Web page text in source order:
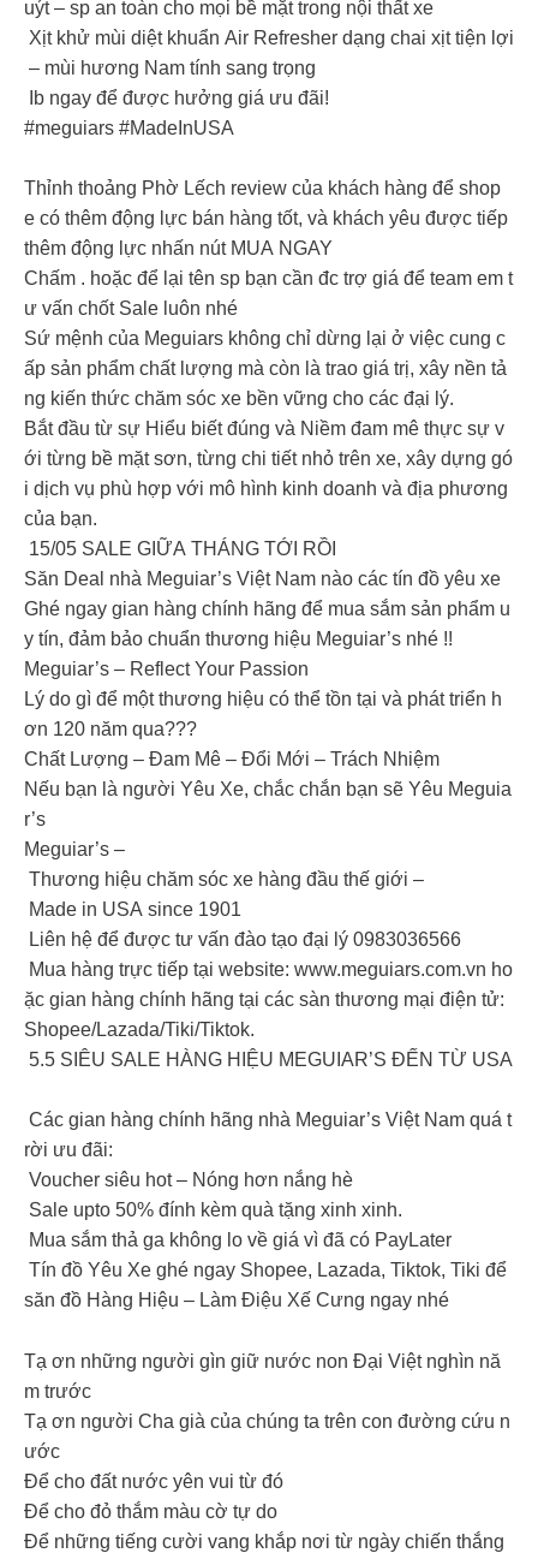
uýt – sp an toàn cho mọi bề mặt trong nội thất xe
Xịt khử mùi diệt khuẩn Air Refresher dạng chai xịt tiện lợi
– mùi hương Nam tính sang trọng
Ib ngay để được hưởng giá ưu đãi!
#meguiars #MadeInUSA
Thỉnh thoảng Phờ Lếch review của khách hàng để shop
e có thêm động lực bán hàng tốt, và khách yêu được tiếp
thêm động lực nhấn nút MUA NGAY
Chấm . hoặc để lại tên sp bạn cần đc trợ giá để team em t
ư vấn chốt Sale luôn nhé
Sứ mệnh của Meguiars không chỉ dừng lại ở việc cung c
ấp sản phẩm chất lượng mà còn là trao giá trị, xây nền tả
ng kiến thức chăm sóc xe bền vững cho các đại lý.
Bắt đầu từ sự Hiểu biết đúng và Niềm đam mê thực sự v
ới từng bề mặt sơn, từng chi tiết nhỏ trên xe, xây dựng gó
i dịch vụ phù hợp với mô hình kinh doanh và địa phương
của bạn.
‍️ 15/05 SALE GIỮA THÁNG TỚI RỒI
Săn Deal nhà Meguiar’s Việt Nam nào các tín đồ yêu xe
Ghé ngay gian hàng chính hãng để mua sắm sản phẩm u
y tín, đảm bảo chuẩn thương hiệu Meguiar’s nhé !!
Meguiar’s – Reflect Your Passion ️‍
Lý do gì để một thương hiệu có thể tồn tại và phát triển h
ơn 120 năm qua???
Chất Lượng – Đam Mê – Đổi Mới – Trách Nhiệm
Nếu bạn là người Yêu Xe, chắc chắn bạn sẽ Yêu Meguia
r’s
Meguiar’s –
Thương hiệu chăm sóc xe hàng đầu thế giới –
Made in USA since 1901
️ Liên hệ để được tư vấn đào tạo đại lý 0983036566
Mua hàng trực tiếp tại website: www.meguiars.com.vn ho
ặc gian hàng chính hãng tại các sàn thương mại điện tử:
Shopee/Lazada/Tiki/Tiktok.
5.5 SIÊU SALE HÀNG HIỆU MEGUIAR’S ĐẾN TỪ USA
Các gian hàng chính hãng nhà Meguiar’s Việt Nam quá t
rời ưu đãi:
Voucher siêu hot – Nóng hơn nắng hè
Sale upto 50% đính kèm quà tặng xinh xinh.
Mua sắm thả ga không lo về giá vì đã có PayLater
Tín đồ Yêu Xe ghé ngay Shopee, Lazada, Tiktok, Tiki để
săn đồ Hàng Hiệu – Làm Điệu Xế Cưng ngay nhé
Tạ ơn những người gìn giữ nước non Đại Việt nghìn nă
m trước
Tạ ơn người Cha già của chúng ta trên con đường cứu n
ước
Để cho đất nước yên vui từ đó
Để cho đỏ thắm màu cờ tự do
Để những tiếng cười vang khắp nơi từ ngày chiến thắng